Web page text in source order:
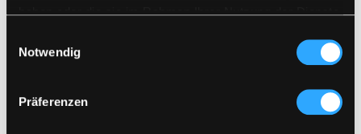
haben oder die sie im Rahmen Ihrer Nutzung der Dienste
Notwendig
Präferenzen
Reißverschluss und Klettverschlussregulierung
Elastischer Bund
Verwenden Sie keine Weichspüler
Vergewissern Sie sich, dass der Reißverschluss